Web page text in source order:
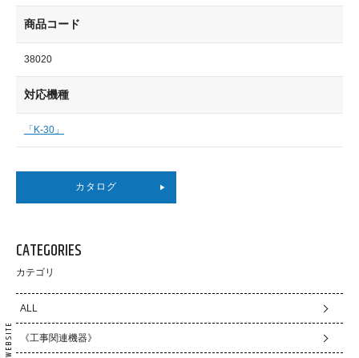
商品コード
38020
対応機種
「K-30」
カタログ
CATEGORIES
カテゴリ
ALL
《工事関連機器》